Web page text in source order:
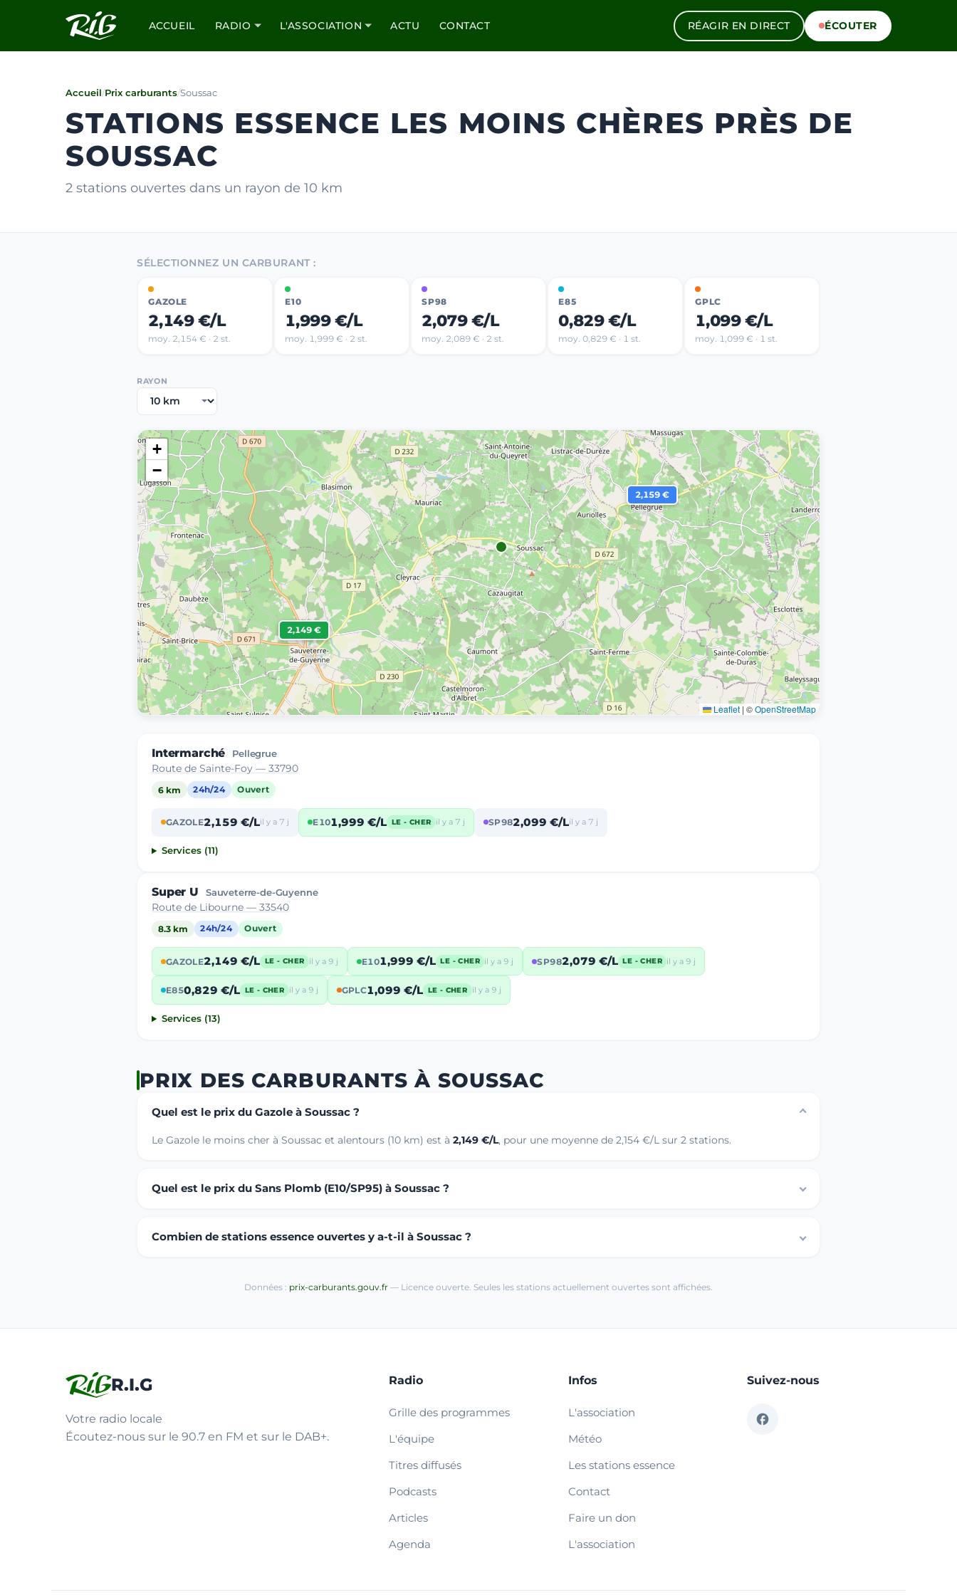
ACCUEIL RADIO L'ASSOCIATION ACTU CONTACT RÉAGIR EN DIRECT ÉCOUTER
Accueil/Prix carburants/Soussac
STATIONS ESSENCE LES MOINS CHÈRES PRÈS DE
SOUSSAC
2 stations ouvertes dans un rayon de 10 km
SÉLECTIONNEZ UN CARBURANT :
GAZOLE
2,149 €/L
moy. 2,154 € · 2 st.
E10
1,999 €/L
moy. 1,999 € · 2 st.
SP98
2,079 €/L
moy. 2,089 € · 2 st.
E85
0,829 €/L
moy. 0,829 € · 1 st.
GPLC
1,099 €/L
moy. 1,099 € · 1 st.
RAYON
2,159 €
2,149 €
+
−
Leaflet | ©OpenStreetMap
Intermarché Pellegrue
Route de Sainte-Foy — 33790
6 km 24h/24 Ouvert
GAZOLE2,159 €/Lil y a 7 j E101,999 €/L LE - CHER il y a 7 j SP982,099 €/Lil y a 7 j
Services (11)
Super U Sauveterre-de-Guyenne
Route de Libourne — 33540
8.3 km 24h/24 Ouvert
GAZOLE2,149 €/L LE - CHER il y a 9 j E101,999 €/L LE - CHER il y a 9 j SP982,079 €/L LE - CHER il y a 9 j
E850,829 €/L LE - CHER il y a 9 j GPLC1,099 €/L LE - CHER il y a 9 j
Services (13)
PRIX DES CARBURANTS À SOUSSAC
Quel est le prix du Gazole à Soussac ?
Le Gazole le moins cher à Soussac et alentours (10 km) est à 2,149 €/L, pour une moyenne de 2,154 €/L sur 2 stations.
Quel est le prix du Sans Plomb (E10/SP95) à Soussac ?
Combien de stations essence ouvertes y a-t-il à Soussac ?
Données : prix-carburants.gouv.fr — Licence ouverte. Seules les stations actuellement ouvertes sont affichées.
R.I.G
Votre radio locale
Écoutez-nous sur le 90.7 en FM et sur le DAB+.
Radio
Grille des programmes
L'équipe
Titres diffusés
Podcasts
Articles
Agenda
Infos
L'association
Météo
Les stations essence
Contact
Faire un don
L'association
Suivez-nous